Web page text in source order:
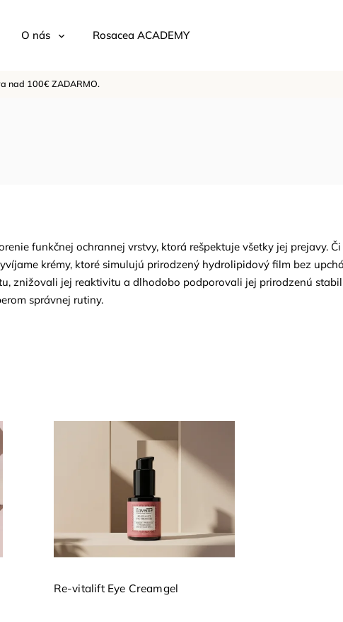
O nás Rosacea ACADEMY
nad 100€ ZADARMO.
funkčnej ochrannej vrstvy, ktorá rešpektuje všetky jej prejavy.
krémy, ktoré simulujú prirodzený hydrolipidový film bez
znižovali jej reaktivitu a dlhodobo podporovali jej prirodzenú
správnej rutiny.
Re-vitalift Eye Creamgel